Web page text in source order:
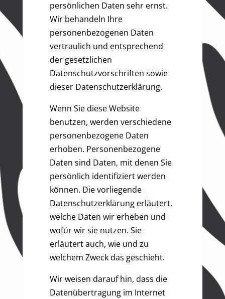
persönlichen Daten sehr ernst.
Wir behandeln Ihre
personenbezogenen Daten
vertraulich und entsprechend
der gesetzlichen
Datenschutzvorschriften sowie
dieser Datenschutzerklärung.
Wenn Sie diese Website
benutzen, werden verschiedene
personenbezogene Daten
erhoben. Personenbezogene
Daten sind Daten, mit denen Sie
persönlich identifiziert werden
können. Die vorliegende
Datenschutzerklärung erläutert,
welche Daten wir erheben und
wofür wir sie nutzen. Sie
erläutert auch, wie und zu
welchem Zweck das geschieht.
Wir weisen darauf hin, dass die
Datenübertragung im Internet